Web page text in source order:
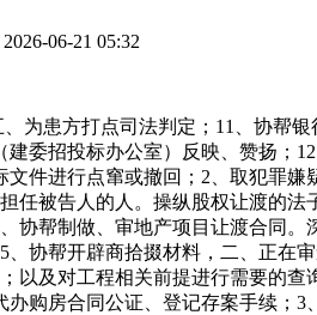
06-21 05:32
患方打点司法判定；11、协帮
委招投标办公室）反映、赞扬；
进行点窜或撤回；2、取犯罪嫌
被告人的人。操纵股权让渡的
帮制做、审地产项目让渡合同
协帮开辟商拾掇材料，二、正在
及对工程相关前提进行需要的
购房合同公证、登记存案手续；3